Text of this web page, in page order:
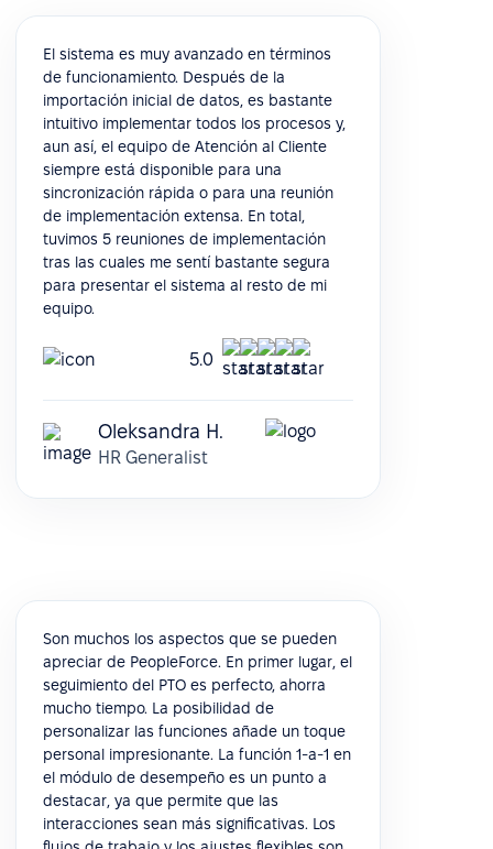
El sistema es muy avanzado en términos
de funcionamiento. Después de la
importación inicial de datos, es bastante
intuitivo implementar todos los procesos y,
aun así, el equipo de Atención al Cliente
siempre está disponible para una
sincronización rápida o para una reunión
de implementación extensa. En total,
tuvimos 5 reuniones de implementación
tras las cuales me sentí bastante segura
para presentar el sistema al resto de mi
equipo.
5.0
Oleksandra H.
HR Generalist
Son muchos los aspectos que se pueden
apreciar de PeopleForce. En primer lugar, el
seguimiento del PTO es perfecto, ahorra
mucho tiempo. La posibilidad de
personalizar las funciones añade un toque
personal impresionante. La función 1-a-1 en
el módulo de desempeño es un punto a
destacar, ya que permite que las
interacciones sean más significativas. Los